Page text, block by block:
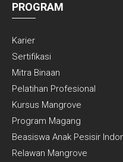
PROGRAM
Karier
Sertifikasi
Mitra Binaan
Pelatihan Profesional
Kursus Mangrove
Program Magang
Beasiswa Anak Pesisir
Relawan Mangrove